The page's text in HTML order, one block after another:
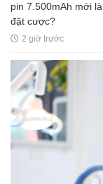
pin 7.500mAh mới
đặt cược?
2 giờ trước